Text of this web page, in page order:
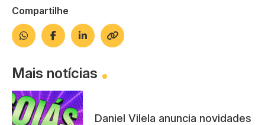
Compartilhe
Mais notícias
Daniel Vilela anuncia novidades